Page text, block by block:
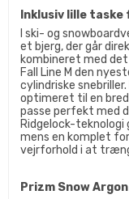
Inklusiv lille
I ski- og
et bjerg, der går
kombineret med
Fall Line M den
cylindriske
optimeret til en
passe perfekt med
Ridgelock-
mens en komplet
vejrforhold i at
Prizm Snow